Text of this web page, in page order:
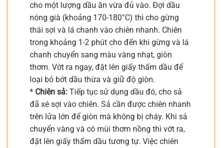
cho một lượng dầu ăn vừa đủ vào. Đợi dầu
nóng già (khoảng 170-180°C) thì cho gừng
thái sợi và lá chanh vào chiên nhanh. Chiên
trong khoảng 1-2 phút cho đến khi gừng và lá
chanh chuyển sang màu vàng nhạt, giòn
thơm. Vớt ra ngay, đặt lên giấy thấm dầu để
loại bỏ bớt dầu thừa và giữ độ giòn.
* Chiên sả: Tiếp tục sử dụng dầu đó, cho sả
đã xé sợi vào chiên. Sả cần được chiên nhanh
trên lửa lớn để giòn mà không bị cháy. Khi sả
chuyển vàng và có mùi thơm nồng thì vớt ra,
đặt lên giấy thấm dầu tương tự. Việc chiên